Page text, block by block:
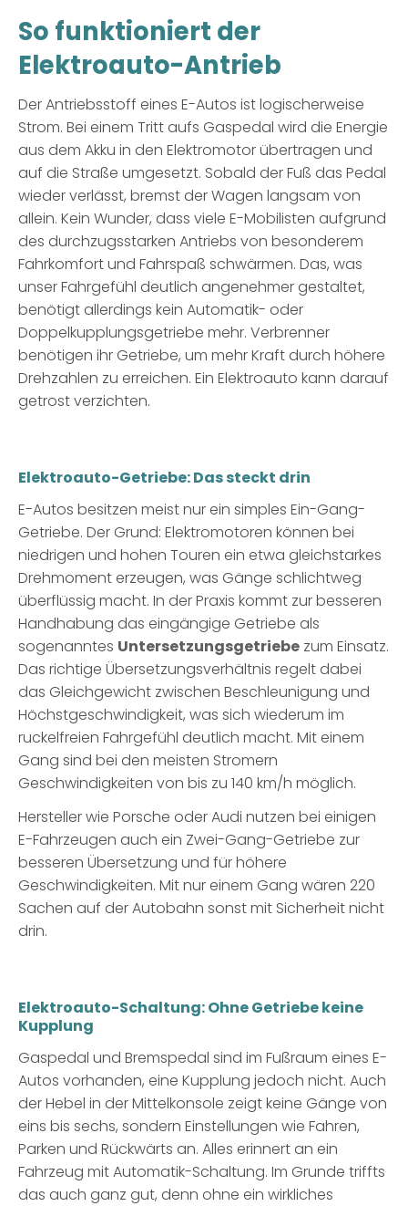
So funktioniert der
Elektroauto-Antrieb
Der Antriebsstoff eines E-Autos ist logischerweise
Strom. Bei einem Tritt aufs Gaspedal wird die Energie
aus dem Akku in den Elektromotor übertragen und
auf die Straße umgesetzt. Sobald der Fuß das Pedal
wieder verlässt, bremst der Wagen langsam von
allein. Kein Wunder, dass viele E-Mobilisten aufgrund
des durchzugsstarken Antriebs von besonderem
Fahrkomfort und Fahrspaß schwärmen. Das, was
unser Fahrgefühl deutlich angenehmer gestaltet,
benötigt allerdings kein Automatik- oder
Doppelkupplungsgetriebe mehr. Verbrenner
benötigen ihr Getriebe, um mehr Kraft durch höhere
Drehzahlen zu erreichen. Ein Elektroauto kann darauf
getrost verzichten.
Elektroauto-Getriebe: Das steckt drin
E-Autos besitzen meist nur ein simples Ein-Gang-
Getriebe. Der Grund: Elektromotoren können bei
niedrigen und hohen Touren ein etwa gleichstarkes
Drehmoment erzeugen, was Gänge schlichtweg
überflüssig macht. In der Praxis kommt zur besseren
Handhabung das eingängige Getriebe als
sogenanntes Untersetzungsgetriebe zum Einsatz.
Das richtige Übersetzungsverhältnis regelt dabei
das Gleichgewicht zwischen Beschleunigung und
Höchstgeschwindigkeit, was sich wiederum im
ruckelfreien Fahrgefühl deutlich macht. Mit einem
Gang sind bei den meisten Stromern
Geschwindigkeiten von bis zu 140 km/h möglich.
Hersteller wie Porsche oder Audi nutzen bei einigen
E-Fahrzeugen auch ein Zwei-Gang-Getriebe zur
besseren Übersetzung und für höhere
Geschwindigkeiten. Mit nur einem Gang wären 220
Sachen auf der Autobahn sonst mit Sicherheit nicht
drin.
Elektroauto-Schaltung: Ohne Getriebe keine
Kupplung
Gaspedal und Bremspedal sind im Fußraum eines E-
Autos vorhanden, eine Kupplung jedoch nicht. Auch
der Hebel in der Mittelkonsole zeigt keine Gänge von
eins bis sechs, sondern Einstellungen wie Fahren,
Parken und Rückwärts an. Alles erinnert an ein
Fahrzeug mit Automatik-Schaltung. Im Grunde triffts
das auch ganz gut, denn ohne ein wirkliches